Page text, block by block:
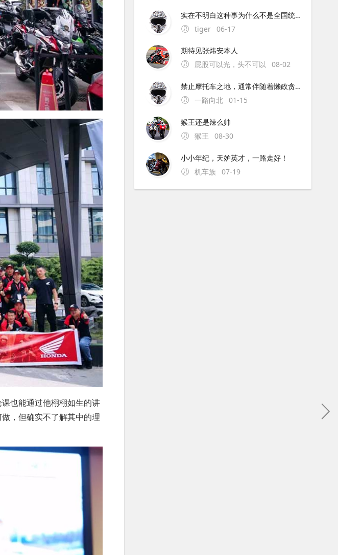
也能通过他栩栩如生的讲
，但确实不了解其中的理
实在不明白这种事为什么不是全国统一执行呢？中央与地方的权限这么混乱的吗？全国每个地方都不同规定,这是要独立造反吗？
tiger 06-17
期待见张炜安本人
屁股可以光，头不可以
08-02
禁止摩托车之地，通常伴随着懒政贪官。为解禁摩的地方点赞！
一路向北 01-15
猴王还是辣么帅
猴王
08-30
小小年纪，天妒英才，一路走好！
机车族
07-19